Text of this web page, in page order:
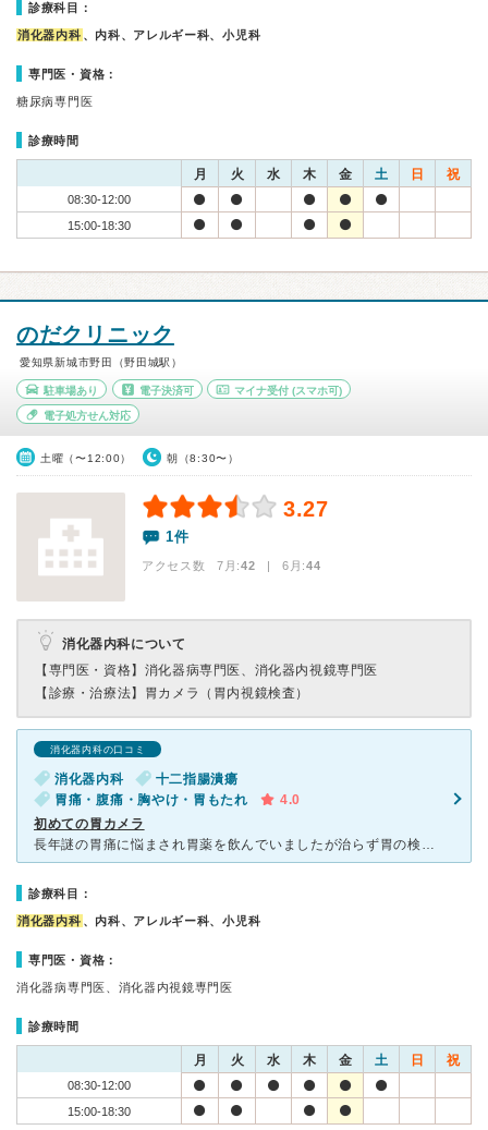
診療科目：
消化器内科 、内科、アレルギー科、小児科
専門医・資格：
糖尿病専門医
診療時間
月 火 水 木 金 土 日 祝
08:30-12:00
15:00-18:30
のだクリニック
愛知県新城市野田（野田城駅）
駐車場あり 電子決済可 マイナ受付 (スマホ可)
電子処方せん対応
土曜（〜12:00） 朝（8:30〜）
3.27
1件
アクセス数 7月:42 | 6月:44
消化器内科について
【専門医・資格】 消化器病専門医、消化器内視鏡専門医
【診療・治療法】 胃カメラ（胃内視鏡検査）
消化器内科の口コミ
消化器内科
十二指腸潰瘍
胃痛・腹痛・胸やけ・胃もたれ
4.0
初めての胃カメラ
長年謎の胃痛に悩まされ胃薬を飲んでいましたが治らず胃の検査をしてもらおうと思い、のだクリニックを来院しました、院内は広くきれいでした。空気洗浄機もありました、受付の看護師さんも優しく丁寧に説明してくれ
診療科目：
消化器内科 、内科、アレルギー科、小児科
専門医・資格：
消化器病専門医、消化器内視鏡専門医
診療時間
月 火 水 木 金 土 日 祝
08:30-12:00
15:00-18:30